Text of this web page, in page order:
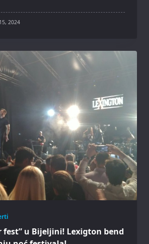
2024
fest” u Bijeljini! Lexigton bend